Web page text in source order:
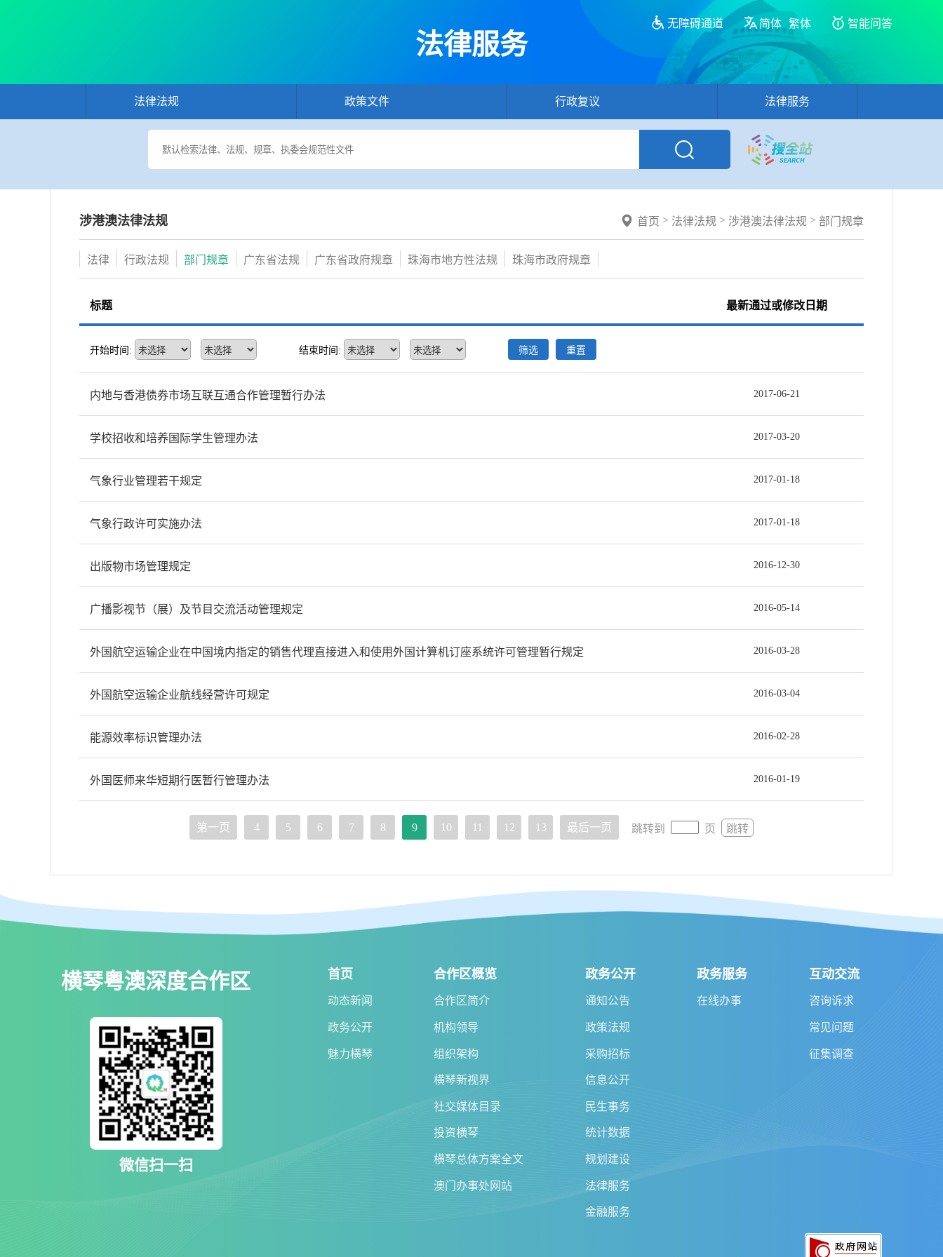
法律服务
无障碍通道 简体 繁体 智能问答
法律法规 政策文件 行政复议 法律服务
涉港澳法律法规 首页 > 法律法规 > 涉港澳法律法规 > 部门规章
法律 行政法规 部门规章 广东省法规 广东省政府规章 珠海市地方性法规 珠海市政府规章
标题 最新通过或修改日期
开始时间: 结束时间: 筛选 重置
内地与香港债券市场互联互通合作管理暂行办法 2017-06-21
学校招收和培养国际学生管理办法 2017-03-20
气象行业管理若干规定 2017-01-18
气象行政许可实施办法 2017-01-18
出版物市场管理规定 2016-12-30
广播影视节（展）及节目交流活动管理规定 2016-05-14
外国航空运输企业在中国境内指定的销售代理直接进入和使用外国计算机订座系统许可管理暂行规定 2016-03-28
外国航空运输企业航线经营许可规定 2016-03-04
能源效率标识管理办法 2016-02-28
外国医师来华短期行医暂行管理办法 2016-01-19
第一页 4 5 6 7 8 9 10 11 12 13 最后一页 跳转到 页 跳转
横琴粤澳深度合作区
微信扫一扫
首页
动态新闻
政务公开
魅力横琴
合作区概览
合作区简介
机构领导
组织架构
横琴新视界
社交媒体目录
投资横琴
横琴总体方案全文
澳门办事处网站
政务公开
通知公告
政策法规
采购招标
信息公开
民生事务
统计数据
规划建设
法律服务
金融服务
政务服务
在线办事
互动交流
咨询诉求
常见问题
征集调查